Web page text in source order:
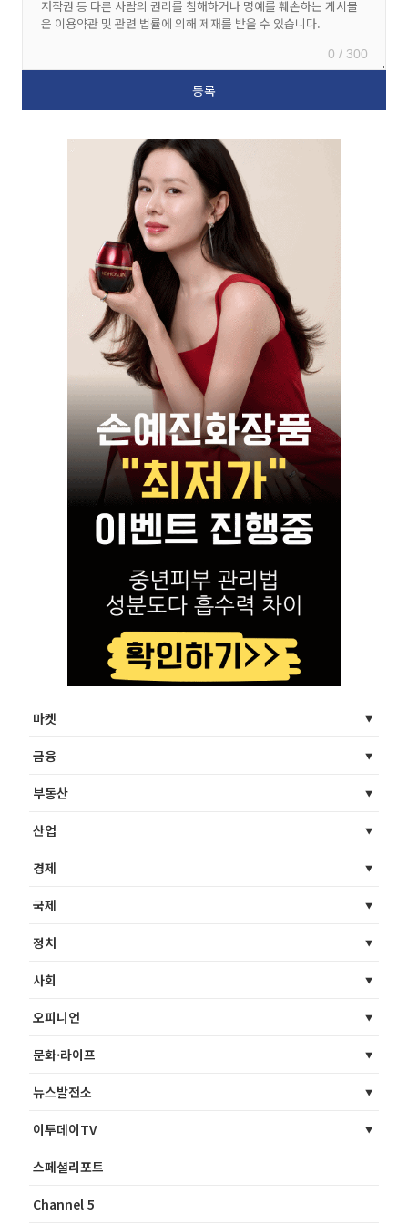
0 / 300
마켓
금융
부동산
산업
경제
국제
정치
사회
오피니언
문화·라이프
뉴스발전소
이투데이TV
스페셜리포트
Channel 5